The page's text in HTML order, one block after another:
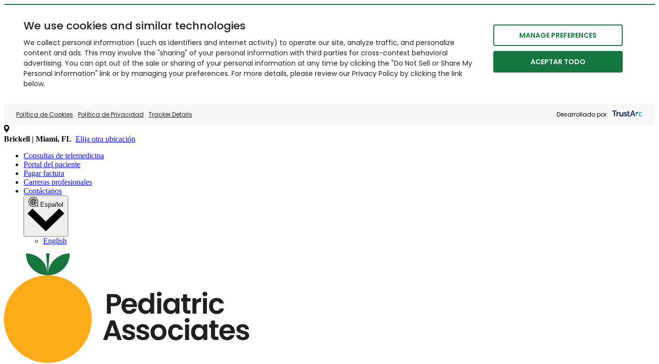
We use cookies and similar technologies
We collect personal information (such as identifiers and internet activity) to operate our site, analyze traffic, and personalize
content and ads. This may involve the "sharing" of your personal information with third parties for cross-context behavioral
advertising. You can opt out of the sale or sharing of your personal information at any time by clicking the "Do Not Sell or Share My
Personal Information" link or by managing your preferences. For more details, please review our Privacy Policy by clicking the link
below.
MANAGE PREFERENCES
ACEPTAR TODO
Política de Cookies Política de Privacidad Tracker Details Desarrollado por:
Brickell | Miami, FL Elija otra ubicación
Consultas de telemedicina
Portal del paciente
Pagar factura
Carreras profesionales
Contáctanos
Español
English